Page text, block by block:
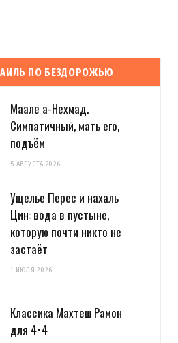
ПО БЕЗДОРОЖЬЮ
Маале а-Нехмад.
Симпатичный, мать его,
подъём
5 АВГУСТА 2026
Ущелье Перес и нахаль
Цин: вода в пустыне,
которую почти никто не
застаёт
1 ИЮЛЯ 2026
Классика Махтеш Рамон
для 4×4